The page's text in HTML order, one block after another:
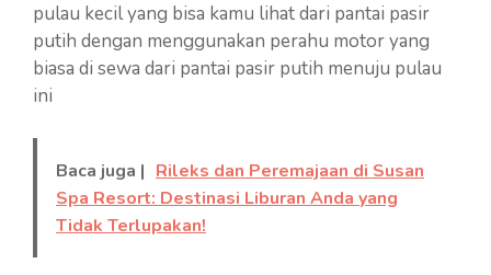
pulau kecil yang bisa kamu lihat dari pantai pasir
putih dengan menggunakan perahu motor yang
biasa di sewa dari pantai pasir putih menuju pulau
ini
Baca juga | Rileks dan Peremajaan di Susan
Spa Resort: Destinasi Liburan Anda yang
Tidak Terlupakan!